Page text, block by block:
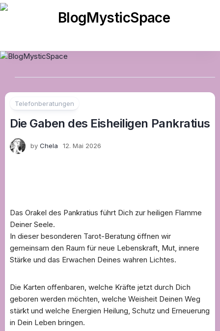
Skip
Telefonberatungen
Die Gaben des Eisheiligen Pankratius
by Chela 12. Mai 2026
Das Orakel des Pankratius führt Dich zur heiligen Flamme
Deiner Seele.
In dieser besonderen Tarot-Beratung öffnen wir
gemeinsam den Raum für neue Lebenskraft, Mut, innere
Stärke und das Erwachen Deines wahren Lichtes.
Die Karten offenbaren, welche Kräfte jetzt durch Dich
geboren werden möchten, welche Weisheit Deinen Weg
stärkt und welche Energien Heilung, Schutz und Erneuerung
in Dein Leben bringen.